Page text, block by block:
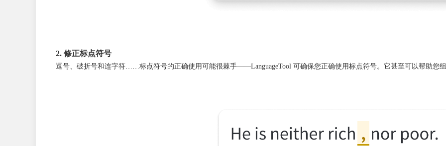
2. 修正标点符号
逗号、破折号和连字符……标点符号的正确使用可能很棘手——LanguageTool 可确保您正确使用标点符号。它甚至可以帮助您